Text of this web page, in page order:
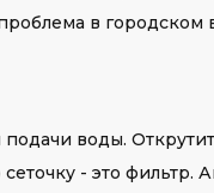
в
воды.
- это фильтр.